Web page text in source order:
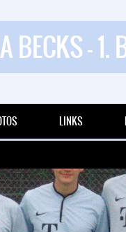
BECKS - 1.
LINKS